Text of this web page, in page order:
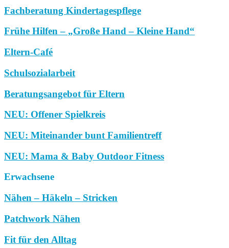
Fachberatung Kindertagespflege
Frühe Hilfen – „Große Hand – Kleine Hand“
Eltern-Café
Schulsozialarbeit
Beratungsangebot für Eltern
NEU: Offener Spielkreis
NEU: Miteinander bunt Familientreff
NEU: Mama & Baby Outdoor Fitness
Erwachsene
Nähen – Häkeln – Stricken
Patchwork Nähen
Fit für den Alltag